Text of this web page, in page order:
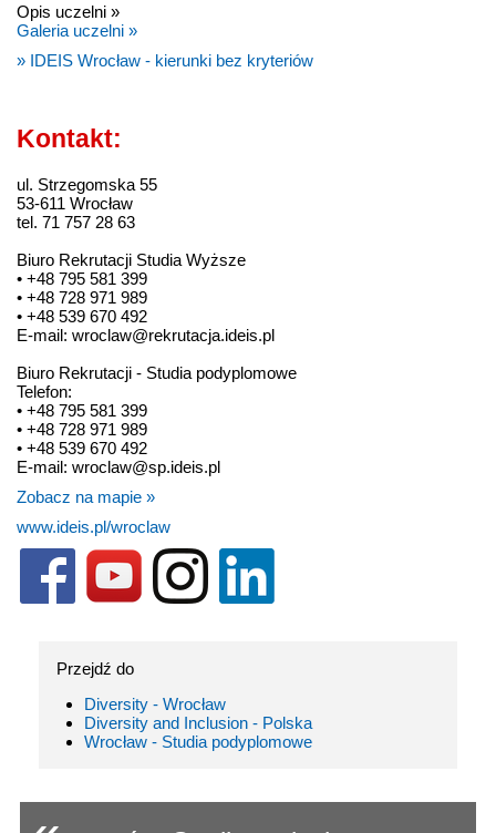
Opis uczelni »
Galeria uczelni »
» IDEIS Wrocław - kierunki bez kryteriów
Kontakt:
ul. Strzegomska 55
53-611 Wrocław
tel. 71 757 28 63
Biuro Rekrutacji Studia Wyższe
• +48 795 581 399
• +48 728 971 989
• +48 539 670 492
E-mail: wroclaw@rekrutacja.ideis.pl
Biuro Rekrutacji - Studia podyplomowe
Telefon:
• +48 795 581 399
• +48 728 971 989
• +48 539 670 492
E-mail: wroclaw@sp.ideis.pl
Zobacz na mapie »
www.ideis.pl/wroclaw
Przejdź do
Diversity - Wrocław
Diversity and Inclusion - Polska
Wrocław - Studia podyplomowe